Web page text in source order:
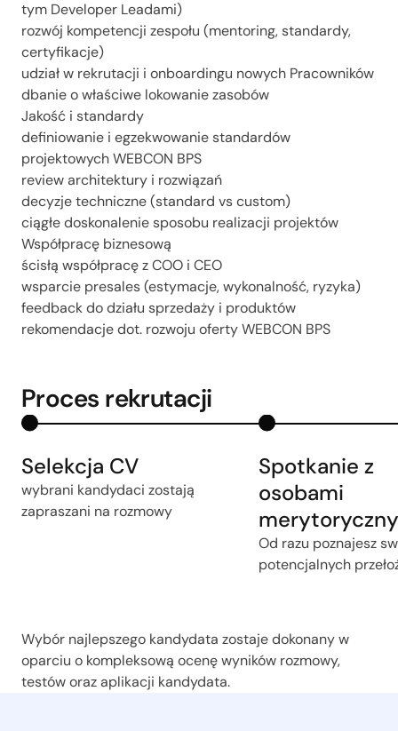
tym Developer Leadami)
rozwój kompetencji zespołu (mentoring, standardy,
certyfikacje)
udział w rekrutacji i onboardingu nowych Pracowników
dbanie o właściwe lokowanie zasobów
Jakość i standardy
definiowanie i egzekwowanie standardów
projektowych WEBCON BPS
review architektury i rozwiązań
decyzje techniczne (standard vs custom)
ciągłe doskonalenie sposobu realizacji projektów
Współpracę biznesową
ścisłą współpracę z COO i CEO
wsparcie presales (estymacje, wykonalność, ryzyka)
feedback do działu sprzedaży i produktów
rekomendacje dot. rozwoju oferty WEBCON BPS
Proces rekrutacji
Selekcja CV
wybrani kandydaci zostają
zapraszani na rozmowy
Spotkanie z
osobami
Od razu poznajesz
potencjalnych
Wybór najlepszego kandydata zostaje dokonany w
oparciu o kompleksową ocenę wyników rozmowy,
testów oraz aplikacji kandydata.